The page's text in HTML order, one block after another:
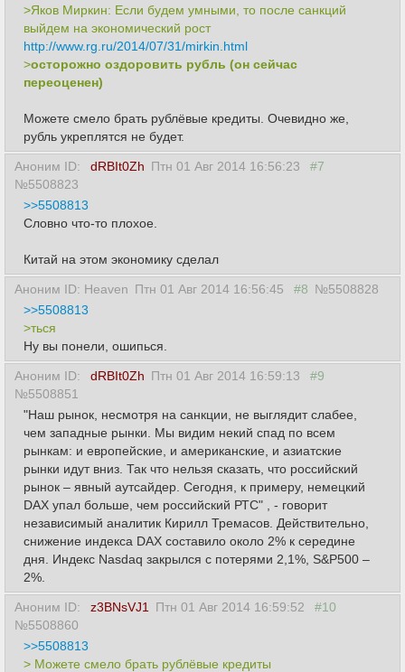
>Яков Миркин: Если будем умными, то после санкций
выйдем на экономический рост
http://www.rg.ru/2014/07/31/mirkin.html
>осторожно оздоровить рубль (он сейчас
переоценен)
Можете смело брать рублёвые кредиты. Очевидно же,
рубль укреплятся не будет.
Аноним ID: dRBIt0Zh Птн 01 Авг 2014 16:56:23
#7
№5508823
>>5508813
Словно что-то плохое.
Китай на этом экономику сделал
Аноним ID: Heaven Птн 01 Авг 2014 16:56:45 #8 №5508828
>>5508813
>ться
Ну вы понели, ошипься.
Аноним ID: dRBIt0Zh Птн 01 Авг 2014 16:59:13
#9
№5508851
"Наш рынок, несмотря на санкции, не выглядит слабее,
чем западные рынки. Мы видим некий спад по всем
рынкам: и европейские, и американские, и азиатские
рынки идут вниз. Так что нельзя сказать, что российский
рынок – явный аутсайдер. Сегодня, к примеру, немецкий
DAX упал больше, чем российский РТС" , - говорит
независимый аналитик Кирилл Тремасов. Действительно,
снижение индекса DAX составило около 2% к середине
дня. Индекс Nasdaq закрылся с потерями 2,1%, S&P500 –
2%.
Аноним ID: z3BNsVJ1 Птн 01 Авг 2014 16:59:52
#10
№5508860
>>5508813
> Можете смело брать рублёвые кредиты